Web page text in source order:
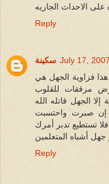
على الاحداث الجاريه
Reply
سكينة July 17,
فزاوية الجهل هي
مرققات للقلوب
الجهل قاتله الله
إن صبرت واحتسبت
تستطيع تدبر أمرك
أشباه المتعلمين
Reply